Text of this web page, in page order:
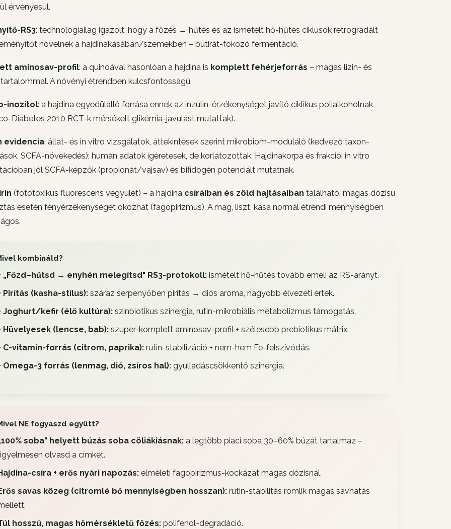
érvényesül.
RS3: technológiailag igazolt, hogy a főzés → hűtés és az ismételt hő-hűtés ciklusok retrogradált
növelnek a hajdinakásában/szemekben – butirát-fokozó fermentáció.
aminosav-profil: a quinoával hasonlóan a hajdina is komplett fehérjeforrás – magas lizin- és
A növényi étrendben kulcsfontosságú.
inozitol: a hajdina egyedülálló forrása ennek az inzulin-érzékenységet javító ciklikus polialkoholnak
Diabetes 2010 RCT-k mérsékelt glikémia-javulást mutattak).
evidencia: állat- és in vitro vizsgálatok, áttekintések szerint mikrobiom-moduláló (kedvező taxon-
SCFA-növekedés); humán adatok ígéretesek, de korlátozottak. Hajdinakorpa és frakciói in vitro
jól SCFA-képzők (propionát/vajsav) és bifidogén potenciált mutatnak.
(fototoxikus fluorescens vegyület) – a hajdina csíráiban és zöld hajtásaiban található, magas dózisú
esetén fényérzékenységet okozhat (fagopirizmus). A mag, liszt, kasa normál étrendi mennyiségben
kombináld?
„Főzd–hűtsd → enyhén melegítsd" RS3-protokoll:ismételt hő-hűtés tovább emeli az RS-arányt.
Pirítás (kasha-stílus):száraz serpenyőben pirítás → diós aroma, nagyobb élvezeti érték.
Joghurt/kefir (élő kultúra):szinbiotikus szinergia, rutin-mikrobiális metabolizmus támogatás.
Hüvelyesek (lencse, bab):szuper-komplett aminosav-profil + szélesebb prebiotikus mátrix.
C-vitamin-forrás (citrom, paprika):rutin-stabilizáció + nem-hem Fe-felszívódás.
Omega-3 forrás (lenmag, dió, zsíros hal):gyulladáscsökkentő szinergia.
NE fogyaszd együtt?
soba" helyett búzás soba cöliákiásnak:a legtöbb piaci soba 30–60% búzát tartalmaz –
olvasd a címkét.
csíra + erős nyári napozás:elméleti fagopirizmus-kockázat magas dózisnál.
savas közeg (citromlé bő mennyiségben hosszan):rutin-stabilitás romlik magas savhatás
hosszú, magas hőmérsékletű főzés:polifenol-degradáció.